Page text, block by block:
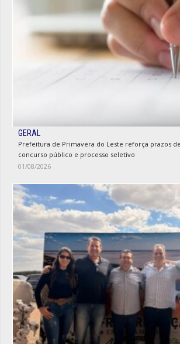
GERAL
Prefeitura de Primavera do Leste reforça prazos
concurso público e processo seletivo
01/08/2026